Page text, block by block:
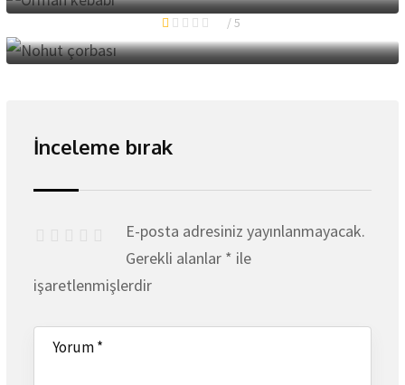
/ 5
İnceleme bırak
E-posta adresiniz yayınlanmayacak.
Gerekli alanlar * ile
işaretlenmişlerdir